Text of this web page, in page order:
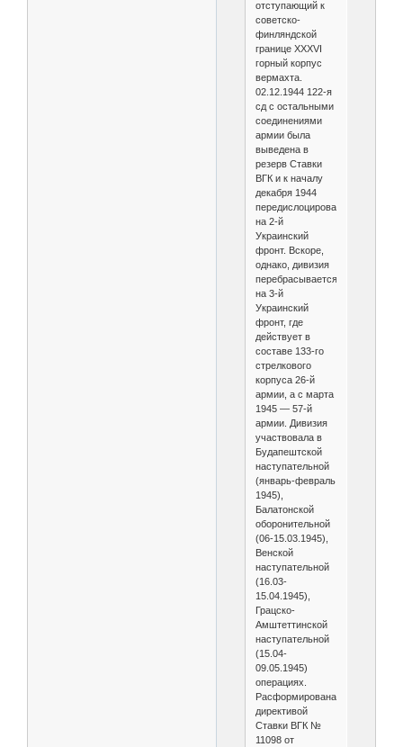
отступающий к
советско-
финляндской
границе XXXVI
горный корпус
вермахта.
02.12.1944 122-я
сд с остальными
соединениями
армии была
выведена в
резерв Ставки
ВГК и к началу
декабря 1944
передислоцирована
на 2-й
Украинский
фронт. Вскоре,
однако, дивизия
перебрасывается
на 3-й
Украинский
фронт, где
действует в
составе 133-го
стрелкового
корпуса 26-й
армии, а с марта
1945 — 57-й
армии. Дивизия
участвовала в
Будапештской
наступательной
(январь-февраль
1945),
Балатонской
оборонительной
(06-15.03.1945),
Венской
наступательной
(16.03-
15.04.1945),
Грацско-
Амштеттинской
наступательной
(15.04-
09.05.1945)
операциях.
Расформирована
директивой
Ставки ВГК №
11098 от